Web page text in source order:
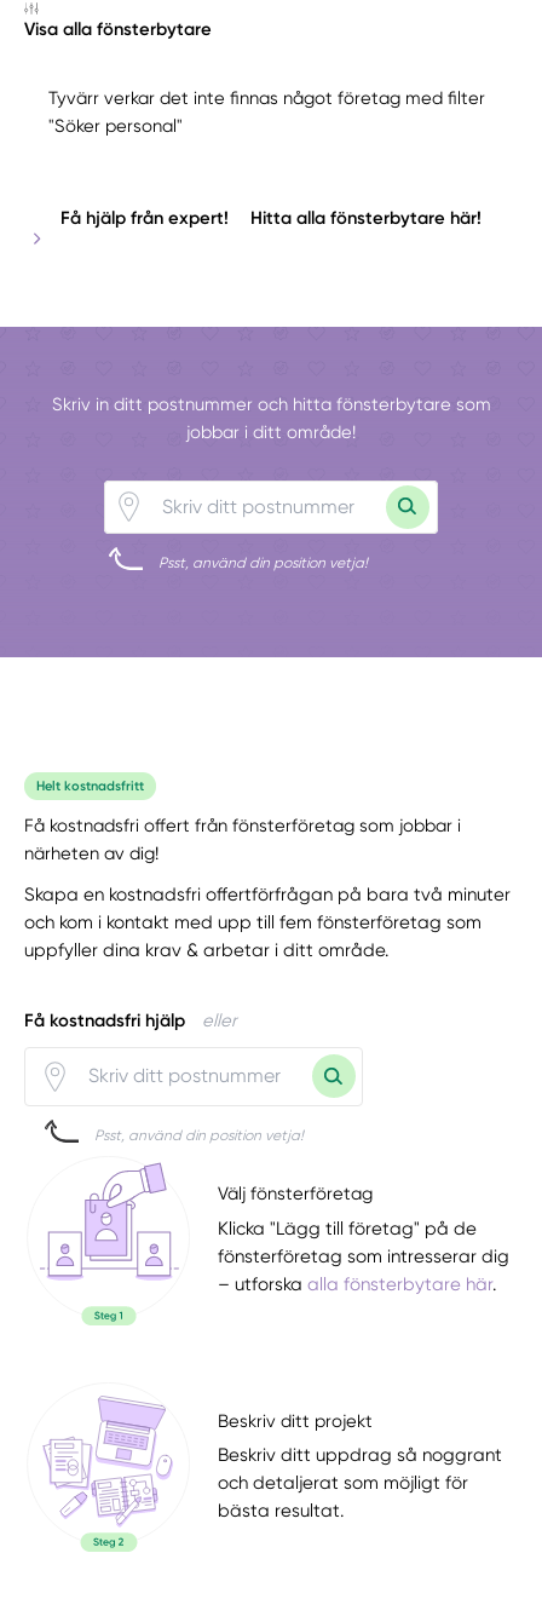
Visa alla fönsterbytare
Tyvärr verkar det inte finnas något företag med filter
"Söker personal"
Få hjälp från expert! Hitta alla fönsterbytare här!
Skriv in ditt postnummer och hitta fönsterbytare som
jobbar i ditt område!
Psst, använd din position vetja!
Helt kostnadsfritt
Få kostnadsfri offert från fönsterföretag som jobbar i
närheten av dig!
Skapa en kostnadsfri offertförfrågan på bara två minuter
och kom i kontakt med upp till fem fönsterföretag som
uppfyller dina krav & arbetar i ditt område.
Få kostnadsfri hjälp eller
Psst, använd din position vetja!
Välj fönsterföretag
Klicka "Lägg till företag" på de
fönsterföretag som intresserar dig
– utforskaalla fönsterbytare här.
Beskriv ditt projekt
Beskriv ditt uppdrag så noggrant
och detaljerat som möjligt för
bästa resultat.